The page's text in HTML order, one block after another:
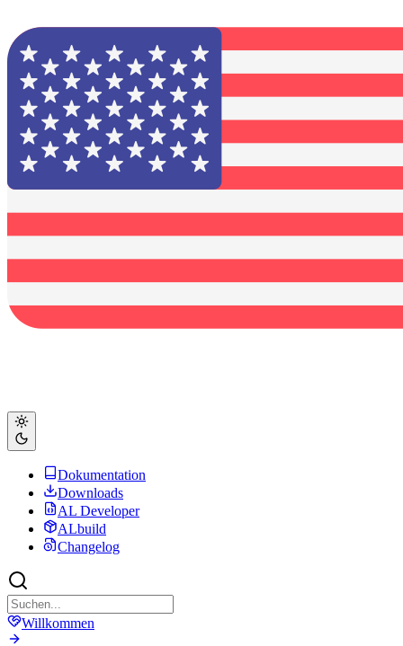
Dokumentation
Downloads
AL Developer
ALbuild
Changelog
Willkommen